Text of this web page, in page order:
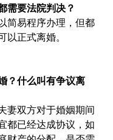
需要法院判决？
简易程序办理，但都
以正式离婚。
？什么叫有争议离
妻双方对于婚姻期间
都已经达成协议，如